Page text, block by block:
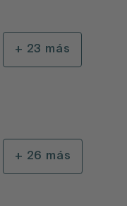
+ 23 más
+ 26 más